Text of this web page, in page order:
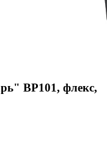
BP101, флекс,